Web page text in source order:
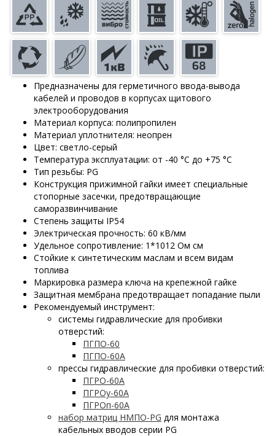
Предназначены для герметичного ввода-вывода
кабелей и проводов в корпусах щитового
электрооборудования
Материал корпуса: полипропилен
Материал уплотнителя: неопрен
Цвет: светло-серый
Температура эксплуатации: от -40 °С до +75 °С
Тип резьбы: PG
Конструкция прижимной гайки имеет специальные
стопорные засечки, предотвращающие
саморазвинчивание
Степень защиты IP54
Электрическая прочность: 60 кВ/мм
Удельное сопротивление: 1*1012 Ом см
Стойкие к синтетическим маслам и всем видам
топлива
Маркировка размера ключа на крепежной гайке
Защитная мембрана предотвращает попадание пыли
Рекомендуемый инструмент:
системы гидравлические для пробивки
отверстий:
ПГПО-60
ПГПО-60А
прессы гидравлические для пробивки отверстий:
ПГРО-60А
ПГРОу-60А
ПГРОп-60А
набор матриц НМПО-PG для монтажа
кабельных вводов серии PG